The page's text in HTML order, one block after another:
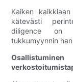
Kaiken
kätevästi
diligence on
tukkumyynnin